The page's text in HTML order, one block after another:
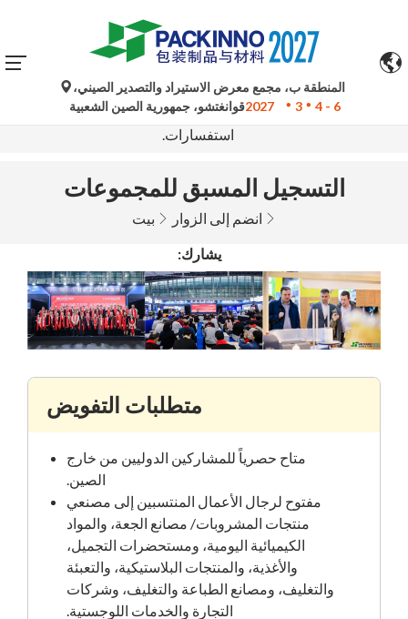
تُستخدم الترجمات الآلية من جوجل لأغراض مرجعية فقط وقد
تكون غير دقيقة. يُرجى الرجوع إلى النسخة الأصلية لأي
استفسارات.
المنطقة ب، مجمع معرض الاستيراد والتصدير الصيني،
قوانغتشو، جمهورية الصين الشعبية2027 3 4 - 6
التسجيل المسبق للمجموعات
بيت انضم إلى الزوار
يشارك:
متطلبات التفويض
متاح حصرياً للمشاركين الدوليين من خارج
الصين.
مفتوح لرجال الأعمال المنتسبين إلى مصنعي
منتجات المشروبات/ مصانع الجعة، والمواد
الكيميائية اليومية، ومستحضرات التجميل،
والأغذية، والمنتجات البلاستيكية، والتعبئة
والتغليف، ومصانع الطباعة والتغليف، وشركات
التجارة والخدمات اللوجستية.